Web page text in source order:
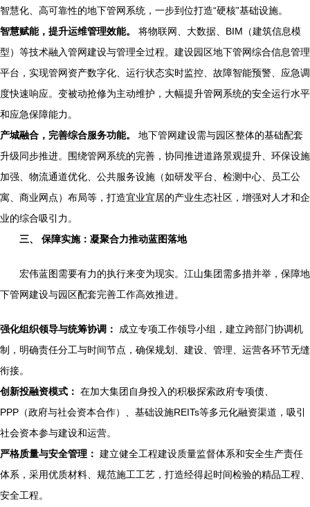
智慧化、高可靠性的地下管网系统，一步到位打造“硬核”基础设施。
智慧赋能，提升运维管理效能。
将物联网、大数据、BIM（建筑信息模
型）等技术融入管网建设与管理全过程。建设园区地下管网综合信息管理
平台，实现管网资产数字化、运行状态实时监控、故障智能预警、应急调
度快速响应。变被动抢修为主动维护，大幅提升管网系统的安全运行水平
和应急保障能力。
产城融合，完善综合服务功能。
地下管网建设需与园区整体的基础配套
升级同步推进。围绕管网系统的完善，协同推进道路景观提升、环保设施
加强、物流通道优化、公共服务设施（如研发平台、检测中心、员工公
寓、商业网点）布局等，打造宜业宜居的产业生态社区，增强对人才和企
业的综合吸引力。
三、 保障实施：凝聚合力推动蓝图落地
宏伟蓝图需要有力的执行来变为现实。江山集团需多措并举，保障地
下管网建设与园区配套完善工作高效推进。
强化组织领导与统筹协调：
成立专项工作领导小组，建立跨部门协调机
制，明确责任分工与时间节点，确保规划、建设、管理、运营各环节无缝
衔接。
创新投融资模式： 在加大集团自身投入的积极探索政府专项债、
PPP（政府与社会资本合作）、基础设施REITs等多元化融资渠道，吸引
社会资本参与建设和运营。
严格质量与安全管理： 建立健全工程建设质量监督体系和安全生产责任
体系，采用优质材料、规范施工工艺，打造经得起时间检验的精品工程、
安全工程。